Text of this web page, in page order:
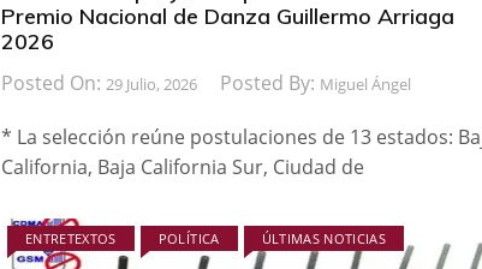
Premio Nacional de Danza Guillermo Arriaga
2026
Posted On: 29 Julio, 2026 Posted By: Miguel Ángel
* La selección reúne postulaciones de 13 estados:
California, Baja California Sur, Ciudad de
ENTRETEXTOS POLÍTICA ÚLTIMAS NOTICIAS